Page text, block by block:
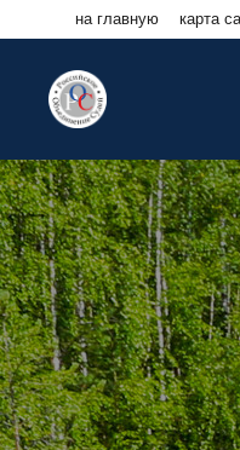
на главную карта